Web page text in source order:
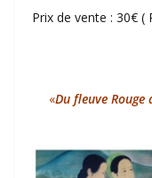
Prix de vente : 30€ (
«Du fleuve Rouge